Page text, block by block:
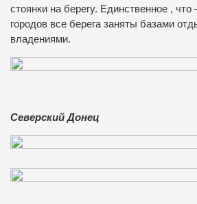
стоянки на берегу. Единственное , что
городов все берега заняты базами
владениями.
Северский Донец